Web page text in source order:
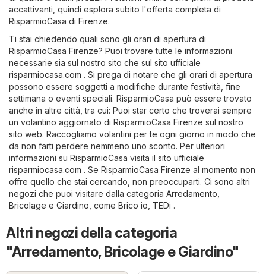
accattivanti, quindi esplora subito l'offerta completa di
RisparmioCasa di Firenze.
Ti stai chiedendo quali sono gli orari di apertura di
RisparmioCasa Firenze? Puoi trovare tutte le informazioni
necessarie sia sul nostro sito che sul sito ufficiale
risparmiocasa.com . Si prega di notare che gli orari di apertura
possono essere soggetti a modifiche durante festività, fine
settimana o eventi speciali. RisparmioCasa può essere trovato
anche in altre città, tra cui: Puoi star certo che troverai sempre
un volantino aggiornato di RisparmioCasa Firenze sul nostro
sito web. Raccogliamo volantini per te ogni giorno in modo che
da non farti perdere nemmeno uno sconto. Per ulteriori
informazioni su RisparmioCasa visita il sito ufficiale
risparmiocasa.com . Se RisparmioCasa Firenze al momento non
offre quello che stai cercando, non preoccuparti. Ci sono altri
negozi che puoi visitare dalla categoria Arredamento,
Bricolage e Giardino , come Brico io TEDi .
Altri negozi della categoria
"Arredamento, Bricolage e Giardino"